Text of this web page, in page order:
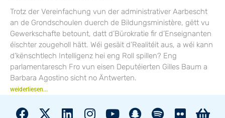
Trotz der Vereinfachung vun der administrativer Aarbescht
an de Grondschoulen duerch de Bildungsministère, gëtt vu
Gewerkschafte betount, datt d’Bürokratie fir d’Enseignanten
éischter zougeholl hätt. Wéi gesäit d’Realitéit aus, a wéi kann
d’kënschtlech Intelligenz hei eng Roll spillen? Eng
parlamentaresch Fro vun eisen Deputéierten Gilles Baum a
Barbara Agostino sicht no Äntwerten.
weiderliesen...